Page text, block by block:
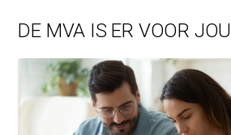
DE MVA IS ER VOOR JOU